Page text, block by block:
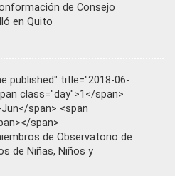
de Consejo
en Quito
published" title="2018-06-
class="day">1</span>
span> <span
span>
de Observatorio de
de Niñas, Niños y